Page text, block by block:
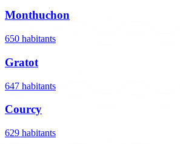
Monthuchon
650 habitants
Gratot
647 habitants
Courcy
629 habitants